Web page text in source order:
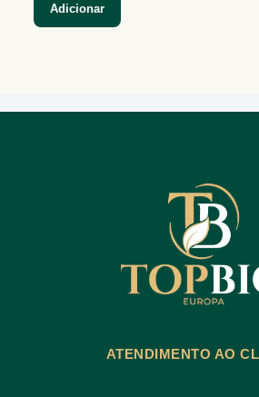
Adicionar
ATENDIMENTO AO